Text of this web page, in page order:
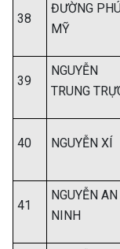
38
ĐƯỜNG
MỸ
39
NGUYỄN
TRUNG
40 NGUYỄN XÍ
41
NGUYỄN AN
NINH